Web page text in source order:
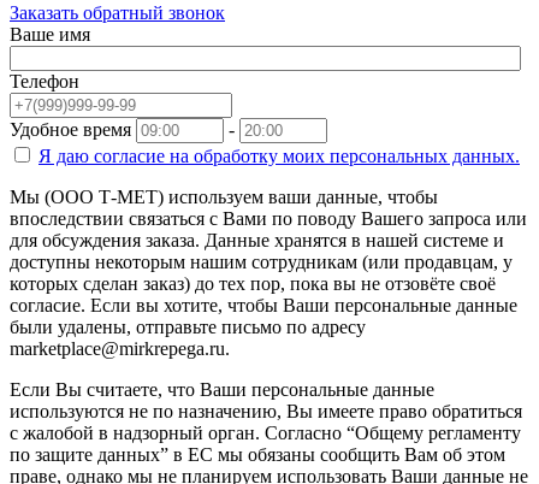
Заказать обратный звонок
Ваше имя
Телефон
Удобное время
-
Я даю согласие на обработку моих персональных данных.
Мы (ООО Т-МЕТ) используем ваши данные, чтобы
впоследствии связаться с Вами по поводу Вашего запроса или
для обсуждения заказа. Данные хранятся в нашей системе и
доступны некоторым нашим сотрудникам (или продавцам, у
которых сделан заказ) до тех пор, пока вы не отзовёте своё
согласие. Если вы хотите, чтобы Ваши персональные данные
были удалены, отправьте письмо по адресу
marketplace@mirkrepega.ru.
Если Вы считаете, что Ваши персональные данные
используются не по назначению, Вы имеете право обратиться
с жалобой в надзорный орган. Согласно “Общему регламенту
по защите данных” в ЕС мы обязаны сообщить Вам об этом
праве, однако мы не планируем использовать Ваши данные не